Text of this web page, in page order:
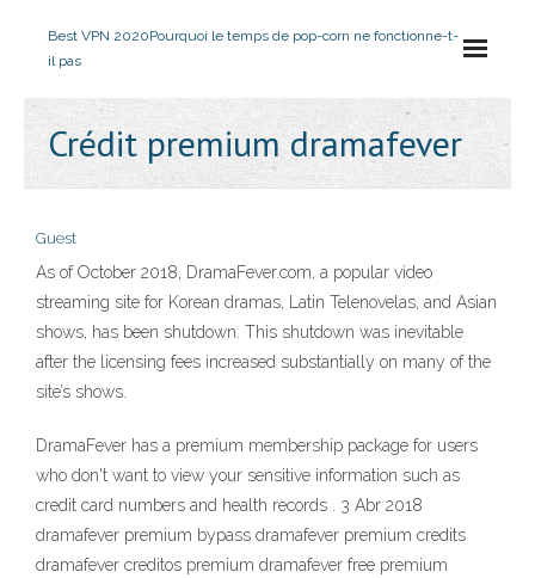
Best VPN 2020Pourquoi le temps de pop-corn ne fonctionne-t-
il pas
Crédit premium dramafever
Guest
As of October 2018, DramaFever.com, a popular video
streaming site for Korean dramas, Latin Telenovelas, and Asian
shows, has been shutdown. This shutdown was inevitable
after the licensing fees increased substantially on many of the
site’s shows.
DramaFever has a premium membership package for users
who don't want to view your sensitive information such as
credit card numbers and health records . 3 Abr 2018
dramafever premium bypass dramafever premium credits
dramafever creditos premium dramafever free premium